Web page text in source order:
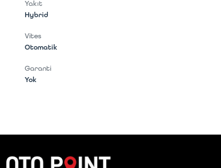
Yakıt
Hybrid
Vites
Otomatik
Garanti
Yok